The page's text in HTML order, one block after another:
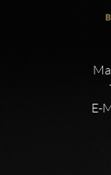
E-